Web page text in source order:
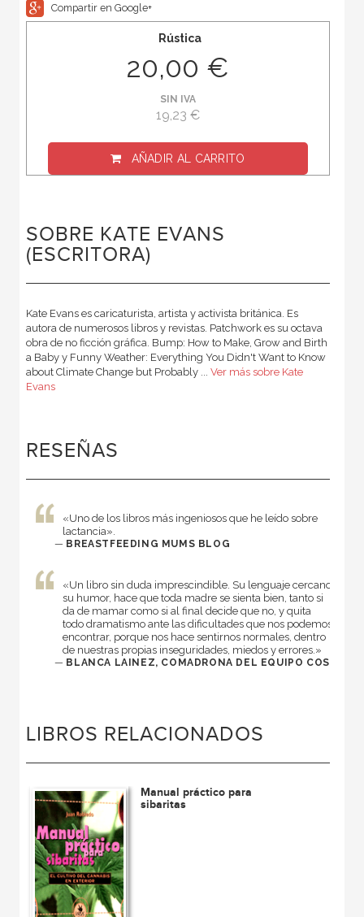
Compartir en Google+
Rústica
20,00 €
SIN IVA
19,23 €
AÑADIR AL CARRITO
SOBRE KATE EVANS
(ESCRITORA)
Kate Evans es caricaturista, artista y activista británica. Es
autora de numerosos libros y revistas. Patchwork es su octava
obra de no ficción gráfica. Bump: How to Make, Grow and Birth
a Baby y Funny Weather: Everything You Didn't Want to Know
about Climate Change but Probably ... Ver más sobre Kate
Evans
RESEÑAS
«Uno de los libros más ingeniosos que he leído sobre
lactancia».
— BREASTFEEDING MUMS BLOG
«Un libro sin duda imprescindible. Su lenguaje cercano,
su humor, hace que toda madre se sienta bien, tanto si
da de mamar como si al final decide que no, y quita
todo dramatismo ante las dificultades que nos podemos
encontrar, porque nos hace sentirnos normales, dentro
de nuestras propias inseguridades, miedos y errores.»
— BLANCA LAINEZ, COMADRONA DEL EQUIPO COS
LIBROS RELACIONADOS
Manual práctico para
sibaritas